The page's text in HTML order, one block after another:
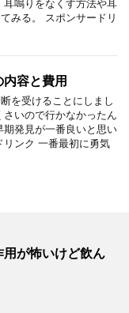
鳴りをなくす方法や耳
みる。 スポンサードリ
容と費用
を受けることにしまし
いので行かなかったん
発見が一番良いと思い
ンク 一番最初に勇気
が怖いけど飲ん